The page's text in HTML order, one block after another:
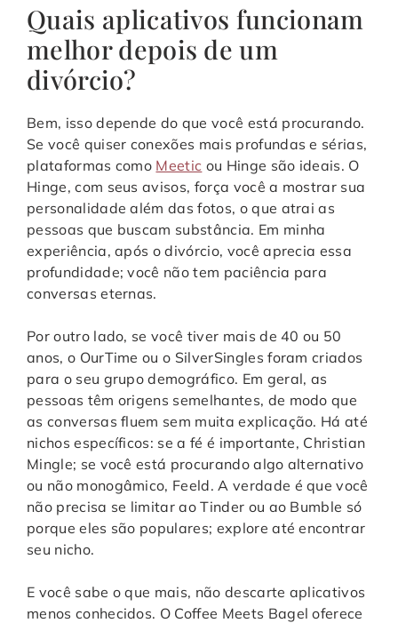
Quais aplicativos funcionam
melhor depois de um
divórcio?
Bem, isso depende do que você está procurando.
Se você quiser conexões mais profundas e sérias,
plataformas como Meetic ou Hinge são ideais. O
Hinge, com seus avisos, força você a mostrar sua
personalidade além das fotos, o que atrai as
pessoas que buscam substância. Em minha
experiência, após o divórcio, você aprecia essa
profundidade; você não tem paciência para
conversas eternas.
Por outro lado, se você tiver mais de 40 ou 50
anos, o OurTime ou o SilverSingles foram criados
para o seu grupo demográfico. Em geral, as
pessoas têm origens semelhantes, de modo que
as conversas fluem sem muita explicação. Há até
nichos específicos: se a fé é importante, Christian
Mingle; se você está procurando algo alternativo
ou não monogâmico, Feeld. A verdade é que você
não precisa se limitar ao Tinder ou ao Bumble só
porque eles são populares; explore até encontrar
seu nicho.
E você sabe o que mais, não descarte aplicativos
menos conhecidos. O Coffee Meets Bagel oferece